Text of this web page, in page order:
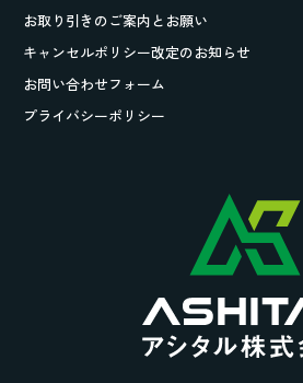
お取り引きのご案内とお願い
キャンセルポリシー改定のお知らせ
お問い合わせフォーム
プライバシーポリシー